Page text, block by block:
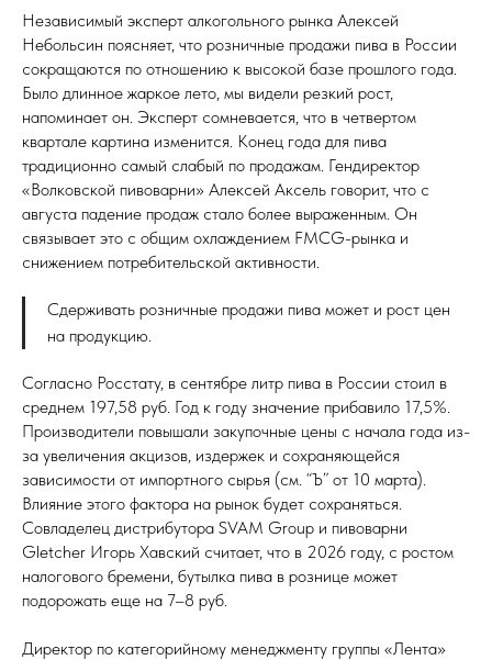
Независимый эксперт алкогольного рынка Алексей
Небольсин поясняет, что розничные продажи пива в России
сокращаются по отношению к высокой базе прошлого года.
Было длинное жаркое лето, мы видели резкий рост,
напоминает он. Эксперт сомневается, что в четвертом
квартале картина изменится. Конец года для пива
традиционно самый слабый по продажам. Гендиректор
«Волковской пивоварни» Алексей Аксель говорит, что с
августа падение продаж стало более выраженным. Он
связывает это с общим охлаждением FMCG-рынка и
снижением потребительской активности.
Сдерживать розничные продажи пива может и рост цен
на продукцию.
Согласно Росстату, в сентябре литр пива в России стоил в
среднем 197,58 руб. Год к году значение прибавило 17,5%.
Производители повышали закупочные цены с начала года из-
за увеличения акцизов, издержек и сохраняющейся
зависимости от импортного сырья (см. “Ъ” от 10 марта).
Влияние этого фактора на рынок будет сохраняться.
Совладелец дистрибутора SVAM Group и пивоварни
Gletcher Игорь Хавский считает, что в 2026 году, с ростом
налогового бремени, бутылка пива в рознице может
подорожать еще на 7–8 руб.
Директор по категорийному менеджменту группы «Лента»